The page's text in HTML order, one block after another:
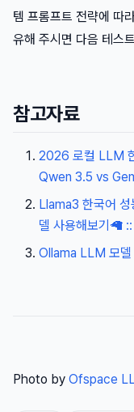
템 프롬프트 전략에 따
유해 주시면 다음 테스
참고자료
2026 로컬 LLM
Qwen 3.5 vs
Llama3 한국어
델 사용해보기🦙
Ollama LLM 모델
Photo by Ofspace